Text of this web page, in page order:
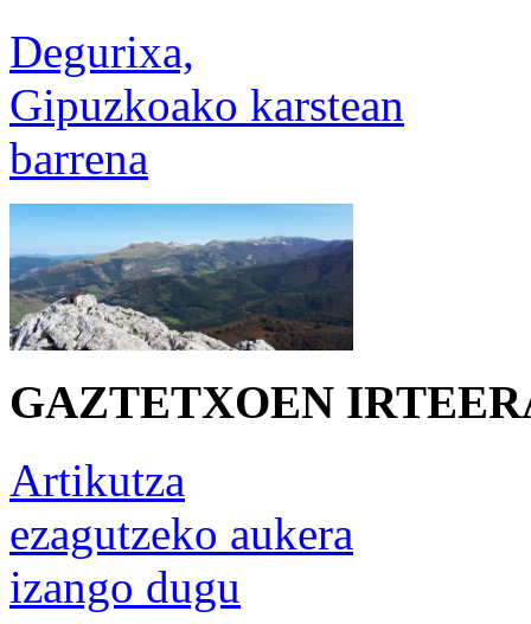
Degurixa,
Gipuzkoako karstean
barrena
GAZTETXOEN
Artikutza
ezagutzeko aukera
izango dugu